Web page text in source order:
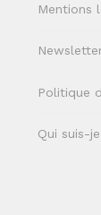
Mentions
Politique
Qui suis-